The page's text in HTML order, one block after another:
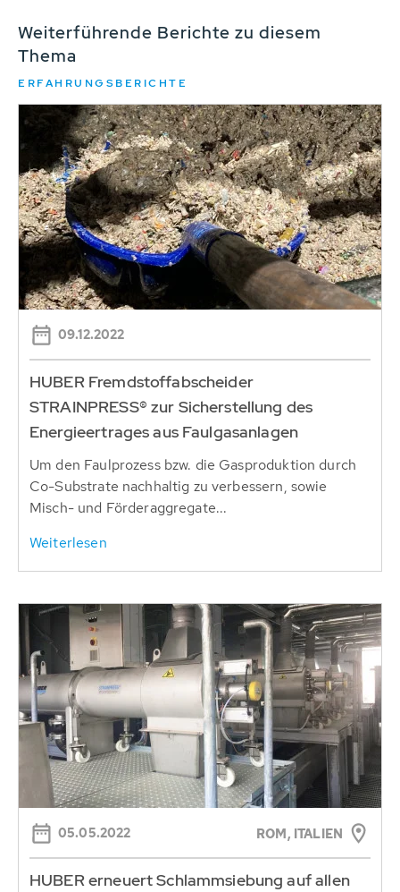
Weiterführende Berichte zu diesem
Thema
ERFAHRUNGSBERICHTE
09.12.2022
HUBER Fremdstoffabscheider
STRAINPRESS® zur Sicherstellung des
Energieertrages aus Faulgasanlagen
Um den Faulprozess bzw. die Gasproduktion durch
Co-Substrate nachhaltig zu verbessern, sowie
Misch- und Förderaggregate...
Weiterlesen
05.05.2022 ROM, ITALIEN
HUBER erneuert Schlammsiebung auf allen